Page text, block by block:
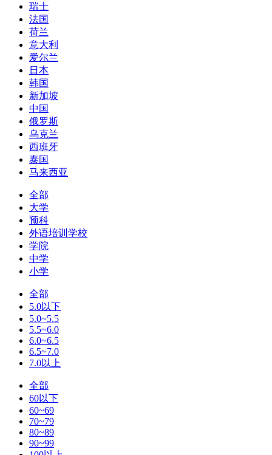
瑞士
法国
荷兰
意大利
爱尔兰
日本
韩国
新加坡
中国
俄罗斯
乌克兰
西班牙
泰国
马来西亚
全部
大学
预科
外语培训学校
学院
中学
小学
全部
5.0以下
5.0~5.5
5.5~6.0
6.0~6.5
6.5~7.0
7.0以上
全部
60以下
60~69
70~79
80~89
90~99